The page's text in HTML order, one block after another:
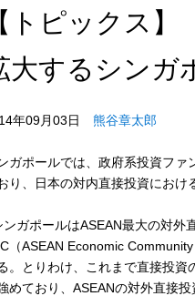
トピックス】
大するシンガ
年09月03日 熊谷章太郎
ガポールでは、政府系投資フ
り、日本の対内直接投資におけ
ンガポールはASEAN最大の対外
（ASEAN Economic
。とりわけ、これまで直接投
めており、ASEANの対外直接